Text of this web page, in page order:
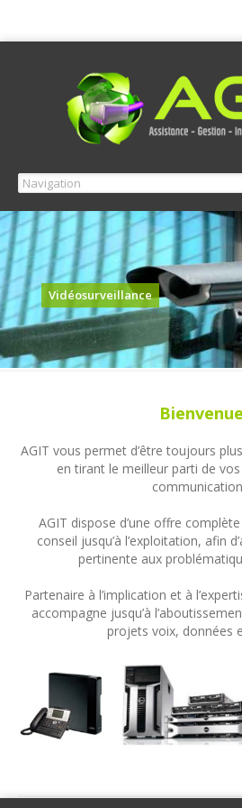
Vidéosurveillance
Bienvenue
AGIT vous permet d’être toujours
en tirant le meilleur parti de
AGIT dispose d’une offre
conseil jusqu’à l’exploitation, afin
pertinente aux
Partenaire à l’implication et à
accompagne jusqu’à
projets voix, données